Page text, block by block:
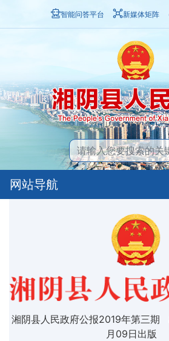
智能问答平台 新媒体矩阵
网站导航
湘阴县人民政府公报2019年第三期
月09日出版